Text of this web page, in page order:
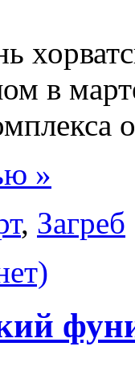
в
»
, Загреб